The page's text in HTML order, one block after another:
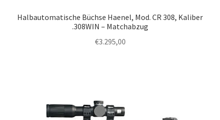
Halbautomatische Büchse Haenel, Mod. CR 308, Kaliber
.308WIN – Matchabzug
€3.295,00